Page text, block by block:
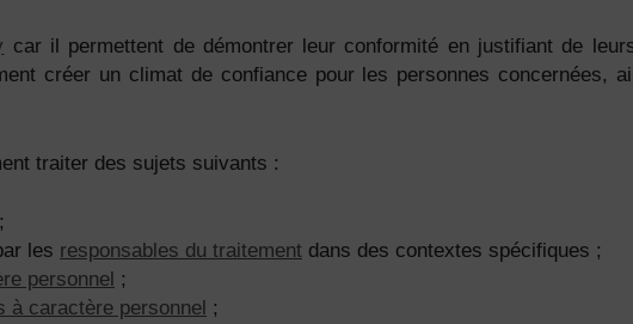
car il permettent de démontrer leur conformité en justifiant de
créer un climat de confiance pour les personnes concernées,
traiter des sujets suivants :
les responsables du traitement dans des contextes spécifiques ;
personnel ;
à caractère personnel ;